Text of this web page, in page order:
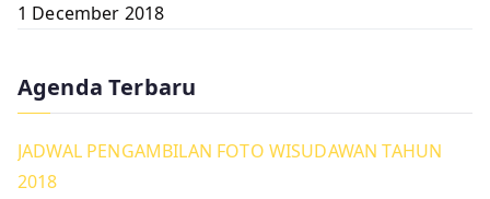
1 December 2018
Agenda Terbaru
JADWAL PENGAMBILAN FOTO WISUDAWAN TAHUN
2018